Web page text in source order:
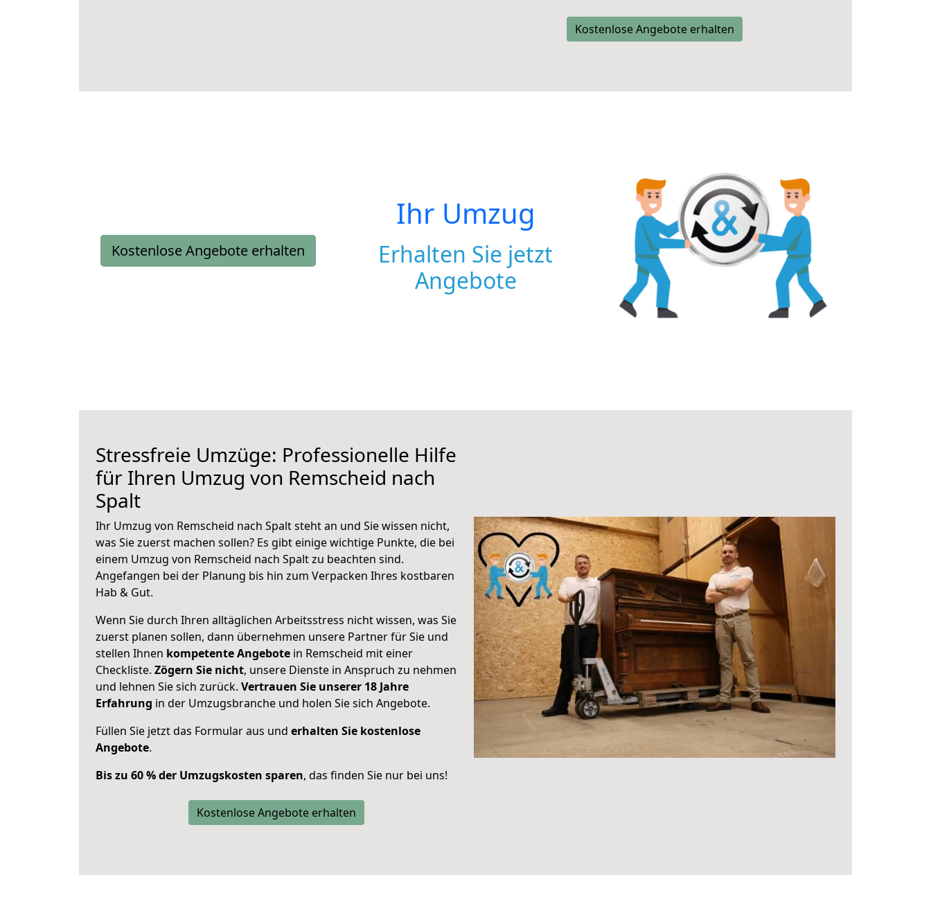
Kostenlose Angebote erhalten
Kostenlose Angebote erhalten
Ihr Umzug
Erhalten Sie jetzt
Angebote
Stressfreie Umzüge: Professionelle Hilfe
für Ihren Umzug von Remscheid nach
Spalt
Ihr Umzug von Remscheid nach Spalt steht an und Sie wissen nicht,
was Sie zuerst machen sollen? Es gibt einige wichtige Punkte, die bei
einem Umzug von Remscheid nach Spalt zu beachten sind.
Angefangen bei der Planung bis hin zum Verpacken Ihres kostbaren
Hab & Gut.
Wenn Sie durch Ihren alltäglichen Arbeitsstress nicht wissen, was Sie
zuerst planen sollen, dann übernehmen unsere Partner für Sie und
stellen Ihnen kompetente Angebote in Remscheid mit einer
Checkliste. Zögern Sie nicht, unsere Dienste in Anspruch zu nehmen
und lehnen Sie sich zurück. Vertrauen Sie unserer 18 Jahre
Erfahrung in der Umzugsbranche und holen Sie sich Angebote.
Füllen Sie jetzt das Formular aus und erhalten Sie kostenlose
Angebote.
Bis zu 60 % der Umzugskosten sparen, das finden Sie nur bei uns!
Kostenlose Angebote erhalten